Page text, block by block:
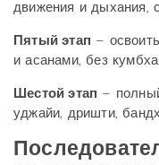
движения и дыхания,
Пятый этап –
и асанами, без
Шестой этап –
уджайи, дришти,